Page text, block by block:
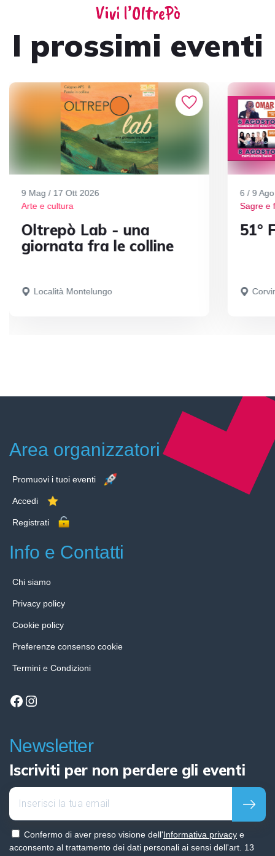
Vivi l’OltrePò
I prossimi eventi
9 Mag / 17 Ott 2026
Arte e cultura
Oltrepò Lab - una
giornata fra le colline
Località Montelungo
6 / 9
Sagre e
51°
Area organizzatori
Promuovi i tuoi eventi
Accedi
Registrati
Info e Contatti
Chi siamo
Privacy policy
Cookie policy
Preferenze consenso cookie
Termini e Condizioni
Facebook
Instagram
Newsletter
Iscriviti per non perdere gli eventi
Confermo di aver preso visione dell'Informativa privacy e
acconsento al trattamento dei dati personali ai sensi dell'art. 13